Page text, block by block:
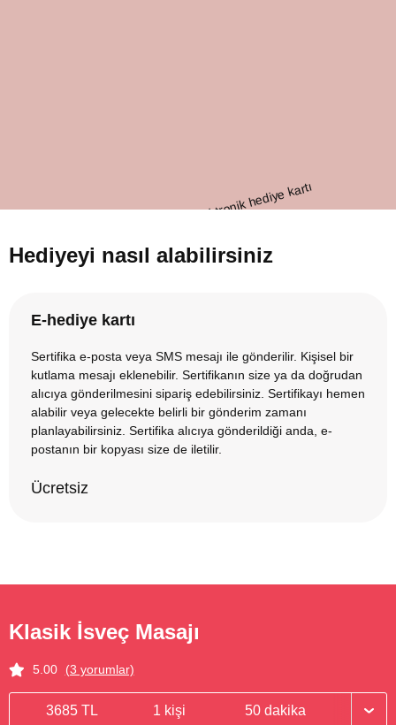
Hediyeyi nasıl alabilirsiniz
E-hediye kartı
Sertifika e-posta veya SMS mesajı ile gönderilir. Kişisel bir
kutlama mesajı eklenebilir. Sertifikanın size ya da doğrudan
alıcıya gönderilmesini sipariş edebilirsiniz. Sertifikayı hemen
alabilir veya gelecekte belirli bir gönderim zamanı
planlayabilirsiniz. Sertifika alıcıya gönderildiği anda, e-
postanın bir kopyası size de iletilir.
Ücretsiz
Klasik İsveç Masajı
5.00 (3 yorumlar)
3685 TL 1 kişi 50 dakika